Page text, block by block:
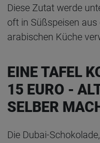
Diese Zutat werde
oft in Süßspeisen
arabischen Küche
EINE TAFEL
15 EURO -
SELBER
Die Dubai-